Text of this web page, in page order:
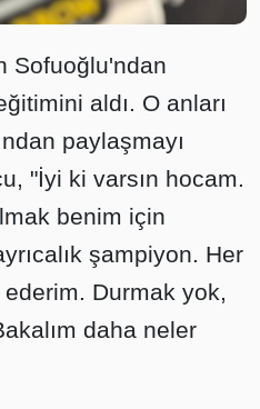
Sofuoğlu'ndan
aldı. O anları
paylaşmayı
"İyi ki varsın hocam.
benim için
şampiyon. Her
Durmak yok,
daha neler